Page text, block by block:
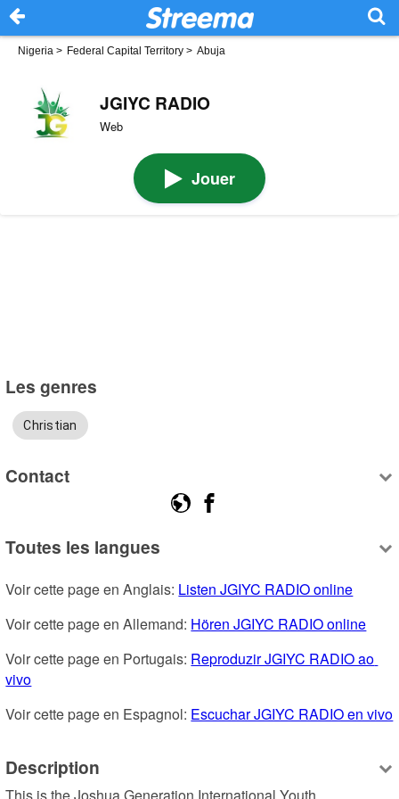
Nigeria > Federal Capital Territory > Abuja
JGIYC RADIO
Web
Jouer
Les genres
Christian
Contact
Toutes les langues
Voir cette page en Anglais: Listen JGIYC RADIO online
Voir cette page en Allemand: Hören JGIYC RADIO online
Voir cette page en Portugais: Reproduzir JGIYC RADIO ao
vivo
Voir cette page en Espagnol: Escuchar JGIYC RADIO en vivo
Description